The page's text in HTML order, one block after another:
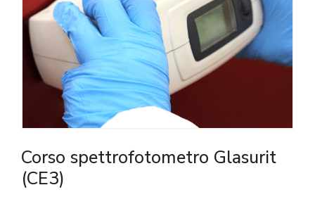
Corso spettrofotometro Glasurit
(CE3)